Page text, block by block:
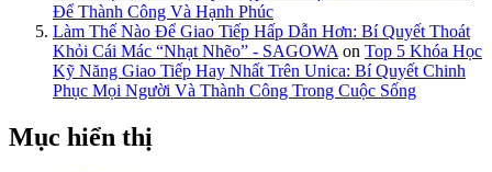
Để Thành Công Và Hạnh Phúc
Làm Thế Nào Để Giao Tiếp Hấp Dẫn Hơn: Bí Quyết Thoát
Khỏi Cái Mác “Nhạt Nhẽo” - SAGOWA on Top 5 Khóa Học
Kỹ Năng Giao Tiếp Hay Nhất Trên Unica: Bí Quyết Chinh
Phục Mọi Người Và Thành Công Trong Cuộc Sống
Mục hiển thị